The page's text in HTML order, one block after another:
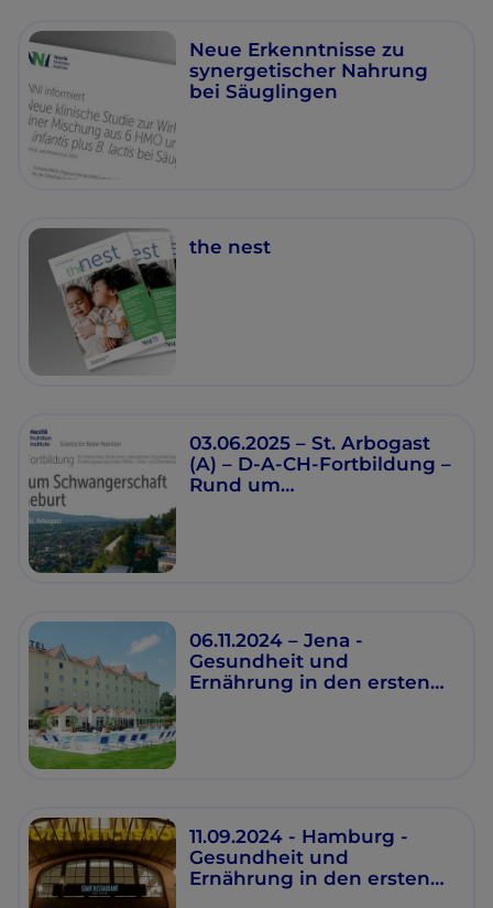
Neue Erkenntnisse zu
synergetischer Nahrung
bei Säuglingen
the nest
03.06.2025 – St. Arbogast
(A) – D-A-CH-Fortbildung –
Rund um
06.11.2024 – Jena -
Gesundheit und
Ernährung in den ersten
11.09.2024 - Hamburg -
Gesundheit und
Ernährung in den ersten